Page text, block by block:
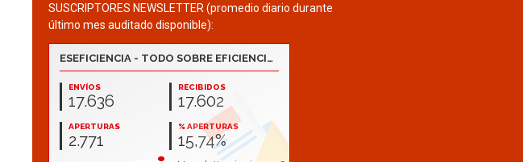
SUSCRIPTORES NEWSLETTER (promedio diario durante
último mes auditado disponible):